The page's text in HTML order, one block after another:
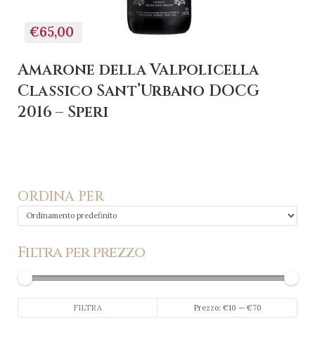
€65,00
Amarone della Valpolicella
Classico Sant’Urbano DOCG
2016 – Speri
ORDINA PER
Filtra per prezzo
Min
Max
FILTRA Prezzo: €10 — €70